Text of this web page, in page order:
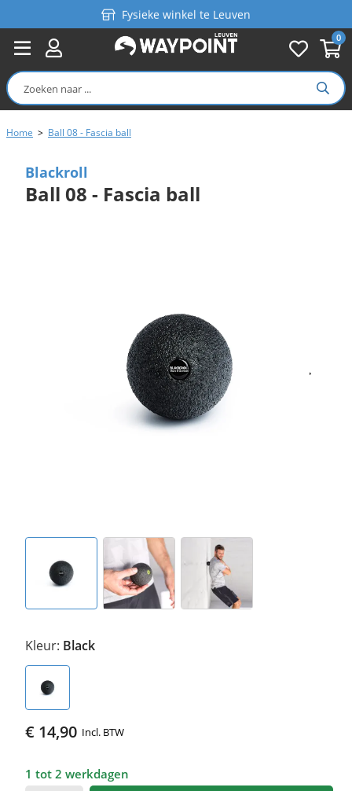
0
Fysieke winkel te Leuven
Persoonlijk advies
Gratis verzending in België vanaf €99
Home > Ball 08 - Fascia ball
Blackroll
Ball 08 - Fascia ball
Kleur: Black
€ 14,90 Incl. BTW
1 tot 2 werkdagen